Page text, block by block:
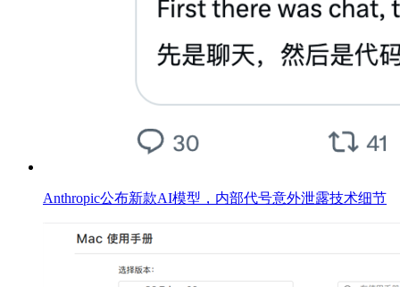
Anthropic公布新款AI模型，内部代号意外泄露技术细节